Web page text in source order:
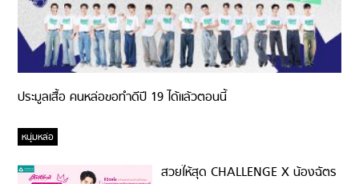
ประมูลเสื้อ คนหล่อขอทำดีปี 19 ได้แล้วตอนนี้
หนุ่มหล่อ
สวยให้สุด CHALLENGE X น้องฉัตร